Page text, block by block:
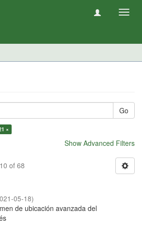
Go
×
Show Advanced Filters
of 68
05-18)
de ubicación avanzada del